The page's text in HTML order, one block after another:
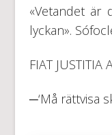
«Vetandet är
lyckan».
FIAT JUSTITIA
─‘Må rättvisa